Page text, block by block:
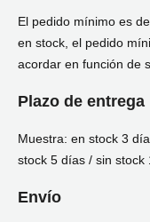
El pedido mínimo es
en stock, el pedido
acordar en función de
Plazo de entrega
Muestra: en stock 3
stock 5 días / sin stock
Envío